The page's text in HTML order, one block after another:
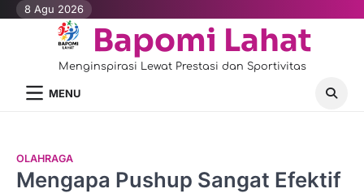
Skip8 Agu 2026
Bapomi Lahat
Menginspirasi Lewat Prestasi dan Sportivitas
MENU
OLAHRAGA
Mengapa Pushup Sangat Efektif